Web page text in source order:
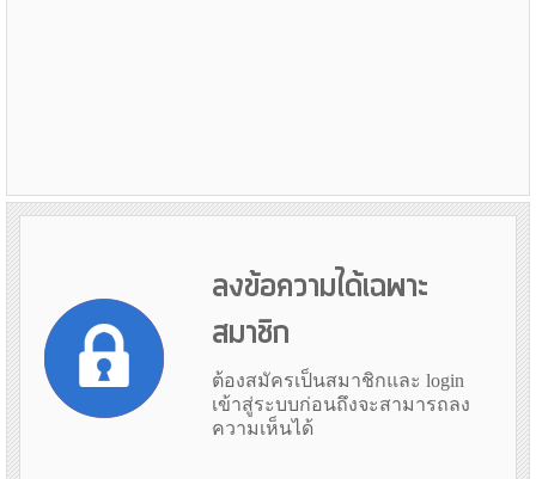
ลงข้อความได้เฉพาะ
สมาชิก
ต้องสมัครเป็นสมาชิกและ login
เข้าสู่ระบบก่อนถึงจะสามารถลง
ความเห็นได้